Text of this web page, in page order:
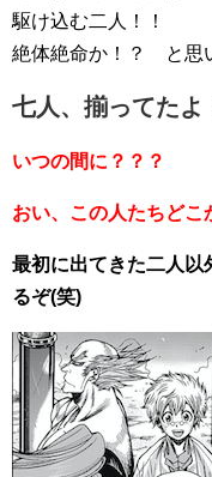
駆け込む二人！！
絶体絶命か！？ と思
七人、揃ってたよ
いつの間に？？？
おい、この人たちど
最初に出てきた二人以
るぞ(笑)